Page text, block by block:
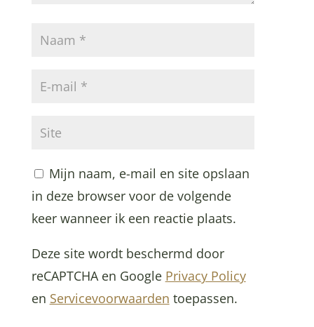
Mijn naam, e-mail en site opslaan
in deze browser voor de volgende
keer wanneer ik een reactie plaats.
Deze site wordt beschermd door
reCAPTCHA en Google Privacy Policy
en Servicevoorwaarden toepassen.